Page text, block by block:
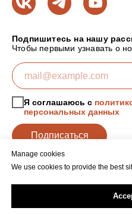
Manage cookies
We use cookies to provide the best
Подпишитесь на нашу
Чтобы первыми узнавать о
Политика обработки
Я соглашаюсь с
персональных данных
Подписаться